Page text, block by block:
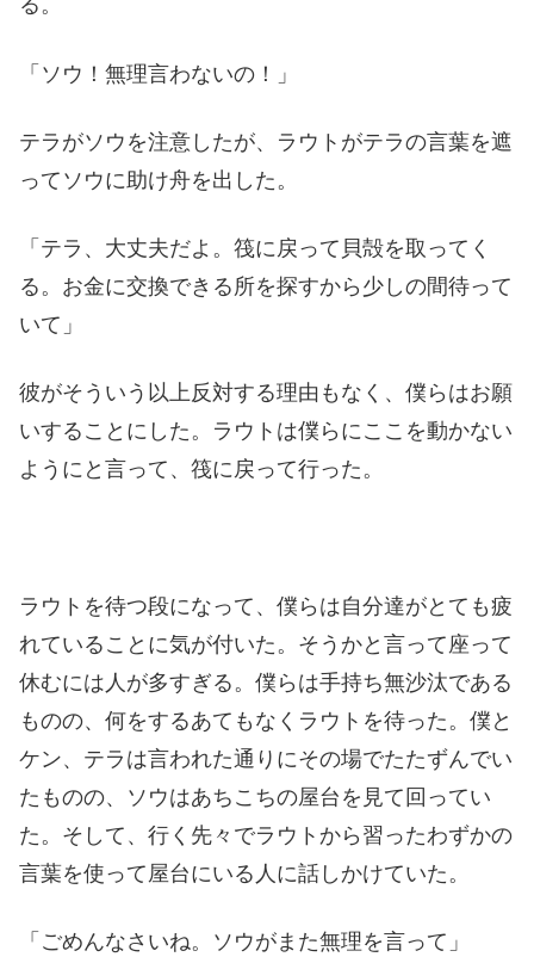
る。
「ソウ！無理言わないの！」
テラがソウを注意したが、ラウトがテラの言葉を遮
ってソウに助け舟を出した。
「テラ、大丈夫だよ。筏に戻って貝殻を取ってく
る。お金に交換できる所を探すから少しの間待って
いて」
彼がそういう以上反対する理由もなく、僕らはお願
いすることにした。ラウトは僕らにここを動かない
ようにと言って、筏に戻って行った。
ラウトを待つ段になって、僕らは自分達がとても疲
れていることに気が付いた。そうかと言って座って
休むには人が多すぎる。僕らは手持ち無沙汰である
ものの、何をするあてもなくラウトを待った。僕と
ケン、テラは言われた通りにその場でたたずんでい
たものの、ソウはあちこちの屋台を見て回ってい
た。そして、行く先々でラウトから習ったわずかの
言葉を使って屋台にいる人に話しかけていた。
「ごめんなさいね。ソウがまた無理を言って」